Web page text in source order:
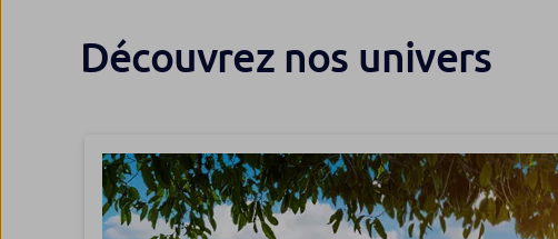
Découvrez nos univers